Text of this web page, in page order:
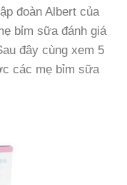
đoàn Albert của
bỉm sữa đánh giá
đây cùng xem 5
các mẹ bỉm sữa